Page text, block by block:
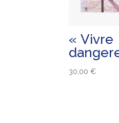
« Vivre
30,00€